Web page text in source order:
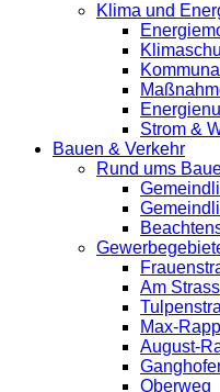
Klima und
Strom &
Bauen & Verkehr
Rund ums
Am
Max-
August-
Oberweg